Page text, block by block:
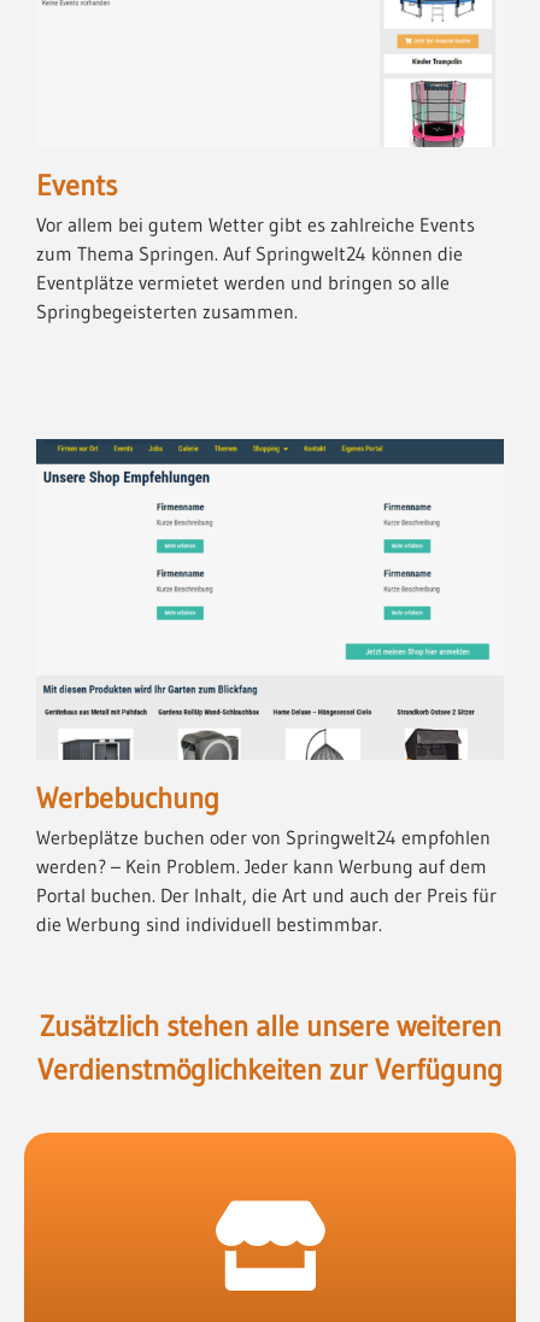
Events
Vor allem bei gutem Wetter gibt es zahlreiche Events
zum Thema Springen. Auf Springwelt24 können die
Eventplätze vermietet werden und bringen so alle
Springbegeisterten zusammen.
Werbebuchung
Werbeplätze buchen oder von Springwelt24 empfohlen
werden? – Kein Problem. Jeder kann Werbung auf dem
Portal buchen. Der Inhalt, die Art und auch der Preis für
die Werbung sind individuell bestimmbar.
Zusätzlich stehen alle unsere weiteren
Verdienstmöglichkeiten zur Verfügung
Biete deine Produkte in deinem eigenen
Onlineshop an.